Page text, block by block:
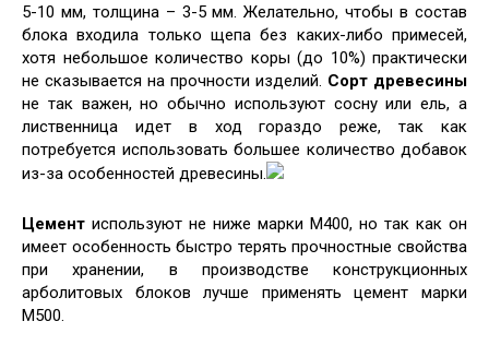
5-10 мм, толщина – 3-5 мм. Желательно, чтобы в состав
блока входила только щепа без каких-либо примесей,
хотя небольшое количество коры (до 10%) практически
не сказывается на прочности изделий. Сорт древесины
не так важен, но обычно используют сосну или ель, а
лиственница идет в ход гораздо реже, так как
потребуется использовать большее количество добавок
из-за особенностей древесины.
Цемент используют не ниже марки М400, но так как он
имеет особенность быстро терять прочностные свойства
при хранении, в производстве конструкционных
арболитовых блоков лучше применять цемент марки
М500.